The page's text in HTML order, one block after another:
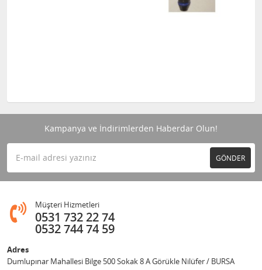
Kampanya ve İndirimlerden Haberdar Olun!
GÖNDER
Müşteri Hizmetleri
0531 732 22 74
0532 744 74 59
Adres
Dumlupınar Mahallesi Bilge 500 Sokak 8 A Görükle Nilüfer / BURSA